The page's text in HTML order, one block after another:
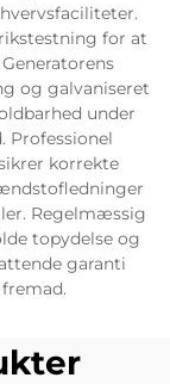
for at
og galvaniseret
under
Professionel
korrekte
Regelmæssig
topydelse og
garanti